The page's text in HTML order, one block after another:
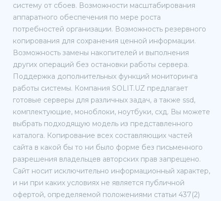
систему от сбоев. Возможности масштабирования
аппаратного обеспечения по мере роста
потребностей организации. Возможность резервного
копирования для сохранения ценной информации.
Возможность замены накопителей и выполнения
других операций без остановки работы сервера.
Поддержка дополнительных функций мониторинга
работы системы. Компания SOLIT.UZ предлагает
готовые серверы для различных задач, а также ssd,
комплектующие, моноблоки, ноутбуки, схд. Вы можете
выбрать подходящую модель из представленного
каталога. Копирование всех составляющих частей
сайта в какой бы то ни было форме без письменного
разрешения владельцев авторских прав запрещено.
Сайт носит исключительно информационный характер,
и ни при каких условиях не является публичной
офертой, определяемой положениями статьи 437(2)